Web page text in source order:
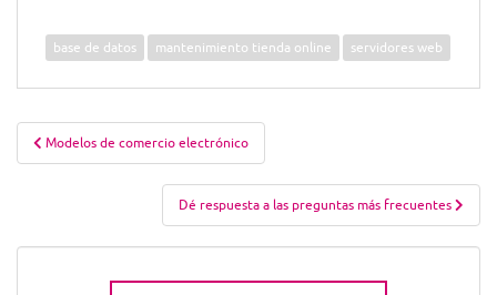
base de datos mantenimiento tienda online servidores web
Navegación
de
Modelos de comercio electrónico
Dé respuesta a las preguntas más frecuentes